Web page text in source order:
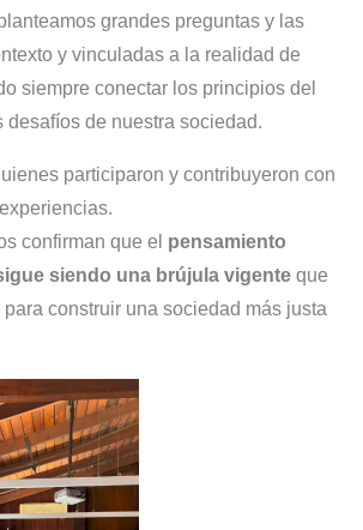
grandes preguntas y las
y vinculadas a la realidad de
siempre conectar los principios del
desafíos de nuestra sociedad.
participaron y contribuyeron con
confirman que el pensamiento
siendo una brújula vigente que
construir una sociedad más justa